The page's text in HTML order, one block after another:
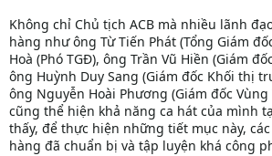
Không chỉ Chủ tịch ACB mà nhiều lãnh
hàng như ông Từ Tiến Phát (Tổng Giám
Hoà (Phó TGĐ), ông Trần Vũ Hiền (Giám
ông Huỳnh Duy Sang (Giám đốc Khối thị
ông Nguyễn Hoài Phương (Giám đốc Vùng
cũng thể hiện khả năng ca hát của mình
thấy, để thực hiện những tiết mục này,
hàng đã chuẩn bị và tập luyện khá công